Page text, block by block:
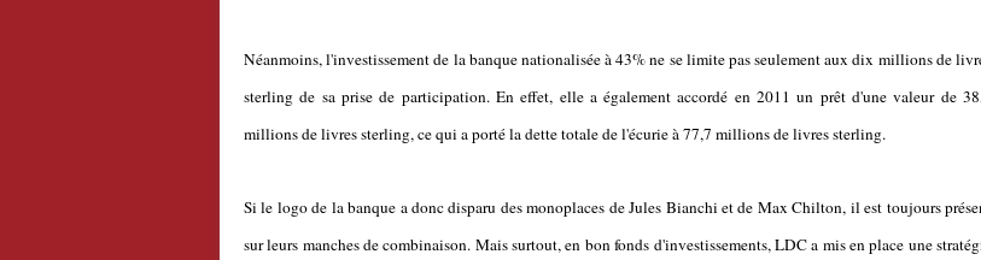
Néanmoins, l'investissement de la banque nationalisée à 43% ne se limite pas seulement aux dix millions de
sterling de sa prise de participation. En effet, elle a également accordé en 2011 un prêt d'une valeur de
millions de livres sterling, ce qui a porté la dette totale de l'écurie à 77,7 millions de livres sterling.
Si le logo de la banque a donc disparu des monoplaces de Jules Bianchi et de Max Chilton, il est toujours
sur leurs manches de combinaison. Mais surtout, en bon fonds d'investissements, LDC a mis en place une